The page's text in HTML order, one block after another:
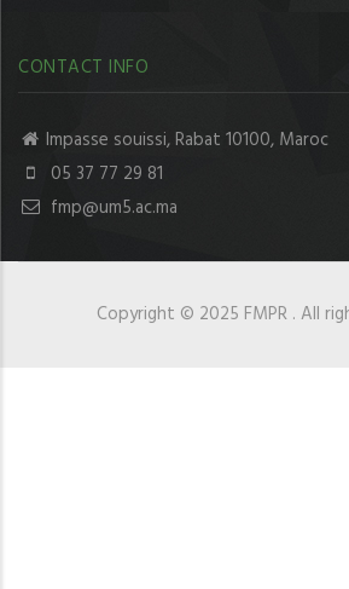
CONTACT INFO
Impasse souissi, Rabat 10100, Maroc
05 37 77 29 81
fmp@um5.ac.ma
Copyright © 2025 FMPR . All